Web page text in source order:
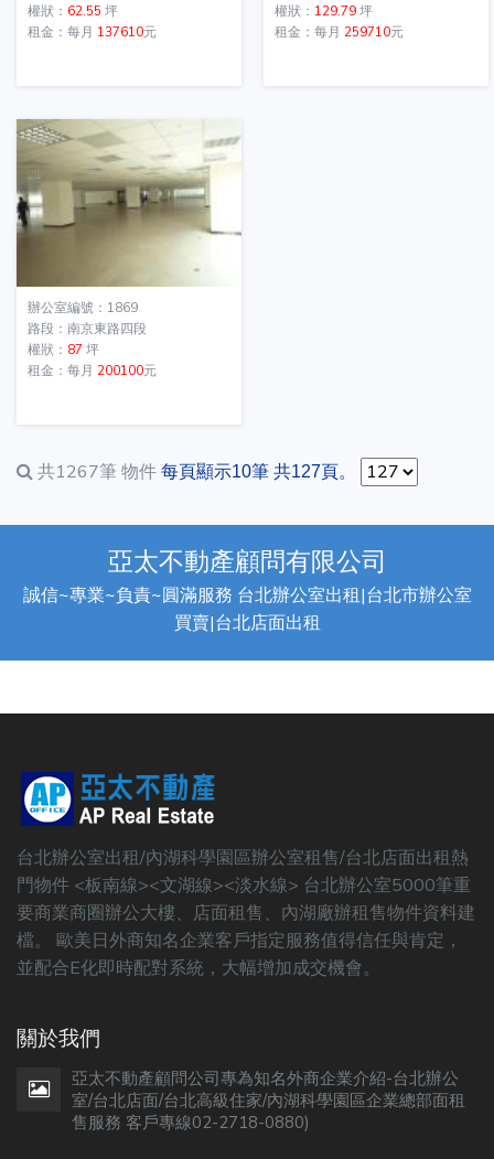
權狀： 62.55 坪
租金：每月 137610元
權狀： 129.79坪
租金：每月 259710元
辦公室編號：1869
路段：南京東路四段
權狀： 87 坪
租金：每月 200100元
共1267筆 物件 每頁顯示10筆 共127頁。
亞太不動產顧問有限公司
誠信~專業~負責~圓滿服務 台北辦公室出租|台北市辦公室
買賣|台北店面出租
台北辦公室出租/內湖科學園區辦公室租售/台北店面出租熱
門物件 <板南線><文湖線><淡水線> 台北辦公室5000筆重
要商業商圈辦公大樓、店面租售、內湖廠辦租售物件資料建
檔。 歐美日外商知名企業客戶指定服務值得信任與肯定，
並配合E化即時配對系統，大幅增加成交機會。
關於我們
亞太不動產顧問公司專為知名外商企業介紹-台北辦公
室/台北店面/台北高級住家/內湖科學園區企業總部面租
售服務 客戶專線02-2718-0880)